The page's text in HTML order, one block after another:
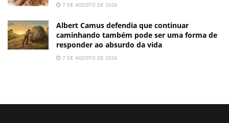
7 DE AGOSTO DE 2026
Albert Camus defendia que continuar
caminhando também pode ser uma forma de
responder ao absurdo da vida
7 DE AGOSTO DE 2026